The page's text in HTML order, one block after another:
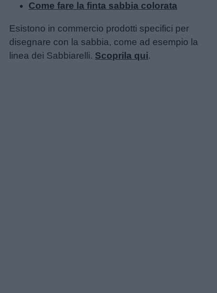
Come fare la finta sabbia colorata
Esistono in commercio prodotti specifici per
disegnare con la sabbia, come ad esempio la
linea dei Sabbiarelli. Scoprila qui.